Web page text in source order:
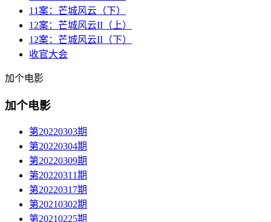
11案：芒城风云（下）
12案：芒城风云II（上）
12案：芒城风云II（下）
收官大会
加个电影
加个电影
第20220303期
第20220304期
第20220309期
第20220311期
第20220317期
第20210302期
第20210225期